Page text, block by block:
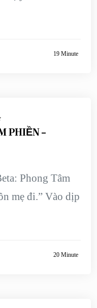
19 Minute
PHIỀN –
Phong Tâm
mẹ đi.” Vào dịp
20 Minute